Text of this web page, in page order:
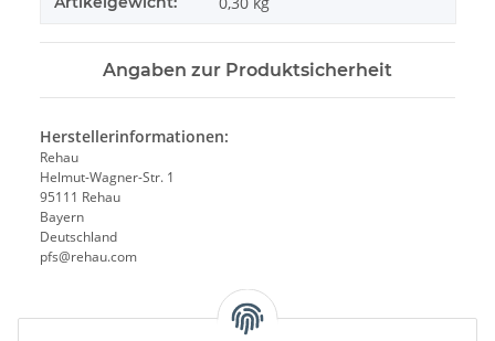
Angaben zur Produktsicherheit
Herstellerinformationen:
Rehau
Helmut-Wagner-Str. 1
95111 Rehau
Bayern
Deutschland
pfs@rehau.com